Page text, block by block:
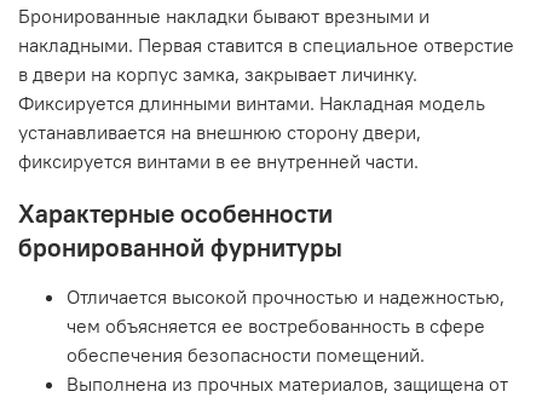
Бронированные накладки бывают врезными и
накладными. Первая ставится в специальное отверстие
в двери на корпус замка, закрывает личинку.
Фиксируется длинными винтами. Накладная модель
устанавливается на внешнюю сторону двери,
фиксируется винтами в ее внутренней части.
Характерные особенности
бронированной фурнитуры
Отличается высокой прочностью и надежностью,
чем объясняется ее востребованность в сфере
обеспечения безопасности помещений.
Выполнена из прочных материалов, защищена от